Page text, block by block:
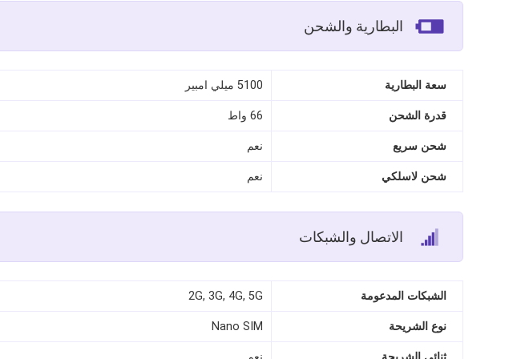
البطارية والشحن
سعة البطارية 5100 ميلي امبير
قدرة الشحن 66 واط
شحن سريع نعم
شحن لاسلكي نعم
الاتصال والشبكات
الشبكات المدعومة 2G, 3G, 4G, 5G
نوع الشريحة Nano SIM